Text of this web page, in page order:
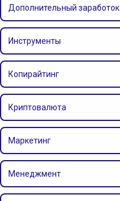
Дополнительный заработок
Инструменты
Копирайтинг
Криптовалюта
Маркетинг
Менеджмент